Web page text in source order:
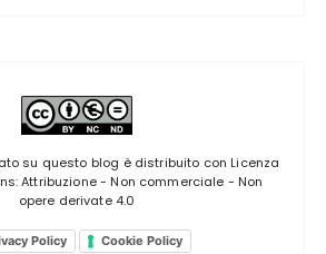
su questo blog è distribuito con Licenza
Attribuzione - Non commerciale - Non
opere derivate 4.0
Policy Cookie Policy